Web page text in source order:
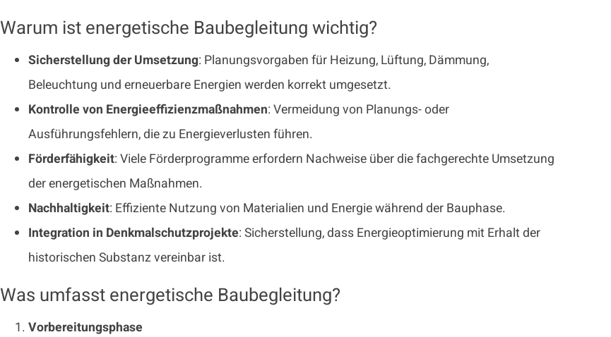
Warum ist energetische Baubegleitung wichtig?
Sicherstellung der Umsetzung: Planungsvorgaben für Heizung, Lüftung, Dämmung,
Beleuchtung und erneuerbare Energien werden korrekt umgesetzt.
Kontrolle von Energieeffizienzmaßnahmen: Vermeidung von Planungs- oder
Ausführungsfehlern, die zu Energieverlusten führen.
Förderfähigkeit: Viele Förderprogramme erfordern Nachweise über die fachgerechte Umsetzung
der energetischen Maßnahmen.
Nachhaltigkeit: Effiziente Nutzung von Materialien und Energie während der Bauphase.
Integration in Denkmalschutzprojekte: Sicherstellung, dass Energieoptimierung mit Erhalt der
historischen Substanz vereinbar ist.
Was umfasst energetische Baubegleitung?
Vorbereitungsphase